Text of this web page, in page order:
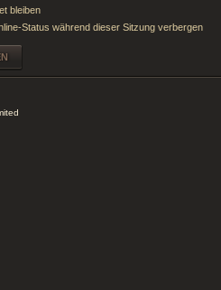
bleiben
Status während dieser Sitzung verbergen